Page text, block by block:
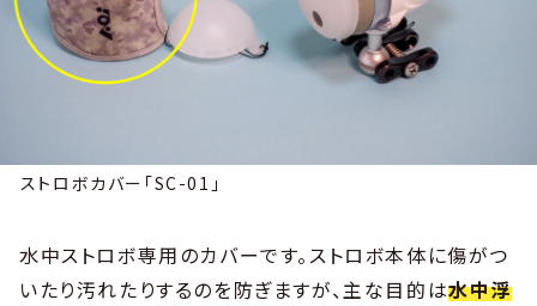
ストロボカバー「SC-01」
水中ストロボ専用のカバーです。ストロボ本体に傷がつ
いたり汚れたりするのを防ぎますが、主な目的は水中浮